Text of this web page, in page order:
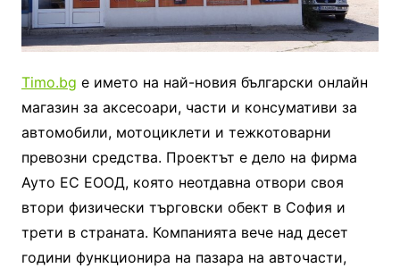
Timo.bg е името на най-новия български онлайн
магазин за аксесоари, части и консумативи за
автомобили, мотоциклети и тежкотоварни
превозни средства. Проектът е дело на фирма
Ауто ЕС ЕООД, която неотдавна отвори своя
втори физически търговски обект в София и
трети в страната. Компанията вече над десет
години функционира на пазара на авточасти,